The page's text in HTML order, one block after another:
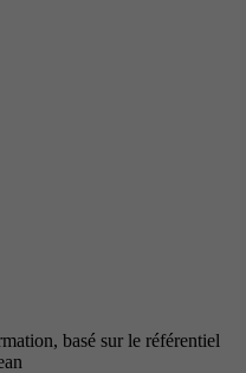
basé sur le référentiel